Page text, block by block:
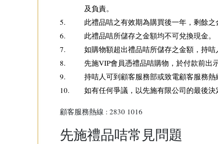
及負責。
5.
此禮品咭之有效期為購買後一年，剩餘
6.
此禮品咭所儲存之金額均不可兌換現金。
7.
如購物額超出禮品咭所儲存之金額，持
8.
先施VIP會員憑禮品咭購物，於付款前出
9.
持咭人可到顧客服務部或致電顧客服務
10.
如有任何爭議，以先施有限公司的最後決
顧客服務熱線 : 2830 1016
先施禮品咭常見問題